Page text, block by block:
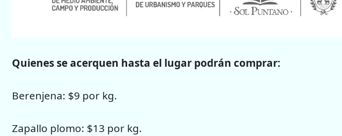
Quienes se acerquen hasta el lugar podrán comprar:
Berenjena: $9 por kg.
Zapallo plomo: $13 por kg.